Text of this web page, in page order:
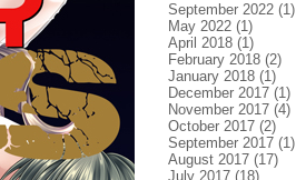
September 2022 (1)
May 2022 (1)
April 2018 (1)
February 2018 (2)
January 2018 (1)
December 2017 (1)
November 2017 (4)
October 2017 (2)
September 2017 (1)
August 2017 (17)
July 2017 (18)